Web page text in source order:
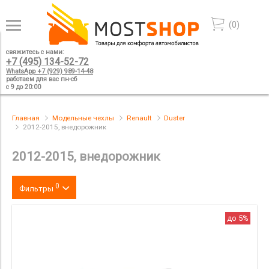
(0)
свяжитесь с нами:
+7 (495) 134-52-72
WhatsApp +7 (929) 989-14-48
работаем для вас пн-сб
с 9 до 20:00
Главная Модельные чехлы Renault
Duster
2012-2015, внедорожник
2012-2015, внедорожник
Фильтры 0
до 5%